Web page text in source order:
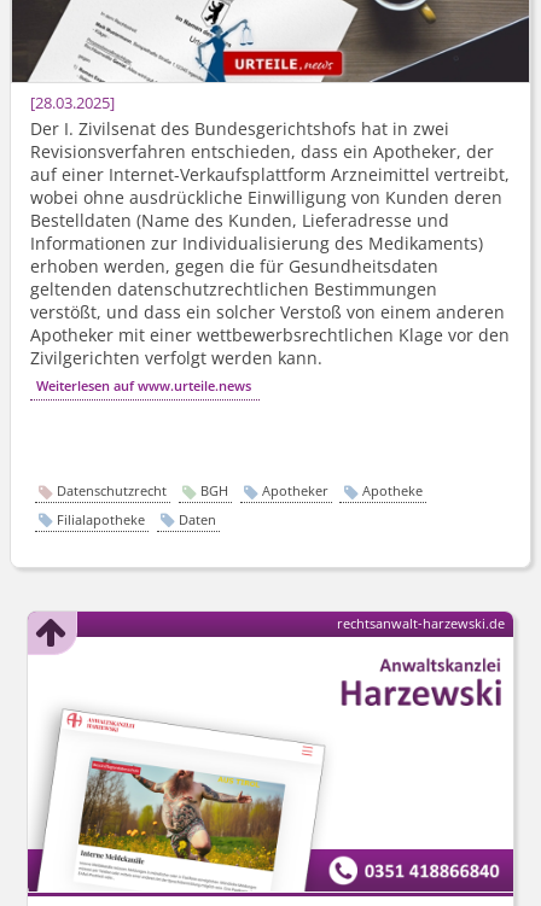
28.03.2025
Der I. Zivilsenat des Bundesgerichtshofs hat in zwei
Revisionsverfahren entschieden, dass ein Apotheker, der
auf einer Internet-Verkaufsplattform Arzneimittel vertreibt,
wobei ohne ausdrückliche Einwilligung von Kunden deren
Bestelldaten (Name des Kunden, Lieferadresse und
Informationen zur Individualisierung des Medikaments)
erhoben werden, gegen die für Gesundheitsdaten
geltenden datenschutz­rechtlichen Bestimmungen
verstößt, und dass ein solcher Verstoß von einem anderen
Apotheker mit einer wettbewerbs­rechtlichen Klage vor den
Zivilgerichten verfolgt werden kann.
Weiterlesen auf www.urteile.news
Datenschutzrecht BGH Apotheker
Apotheke
Filialapotheke
Daten
rechtsanwalt-harzewski.de